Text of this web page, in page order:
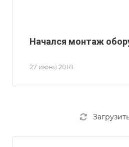
27 июня 2018
Начался монтаж